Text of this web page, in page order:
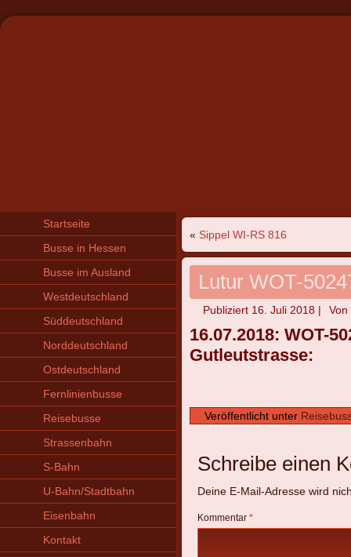
Startseite
Busse in Hessen
Busse im Ausland
Westdeutschland
Süddeutschland
Norddeutschland
Ostdeutschland
Fernlinienbusse
Reisebusse
Strassenbahn
S-Bahn
U-Bahn/Stadtbahn
Eisenbahn
Kontakt
« Sippel WI-RS 816
Lutur WOT-
Publiziert 16. Juli 2018 | Von
16.07.2018: WOT-
Gutleutstrasse:
Veröffentlicht unter
Schreibe einen
Deine E-Mail-Adresse wird
Kommentar *